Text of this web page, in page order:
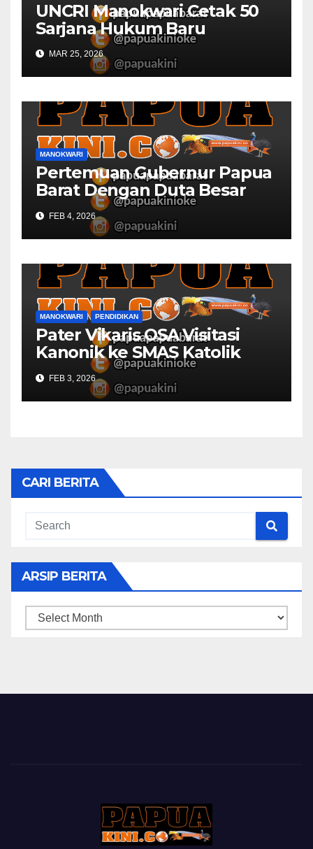
UNCRI Manokwari Cetak 50
Sarjana Hukum Baru
MAR 25, 2026
MANOKWARI
Pertemuan Gubernur Papua
Barat Dengan Duta Besar
Inggris Berbuah Manis
FEB 4, 2026
MANOKWARI PENDIDIKAN
Pater Vikaris OSA Visitasi
Kanonik ke SMAS Katolik
Villanova Manokwari
FEB 3, 2026
CARI BERITA
ARSIP BERITA
ARSIP